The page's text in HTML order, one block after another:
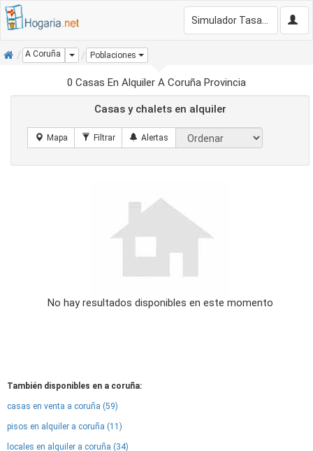
InicioA Coruña Dropdown
Poblaciones
0 Casas En Alquiler A Coruña Provincia
Casas y chalets en alquiler
No hay resultados disponibles en este momento
También disponibles en a coruña:
casas en venta a coruña (59)
pisos en alquiler a coruña (11)
locales en alquiler a coruña (34)